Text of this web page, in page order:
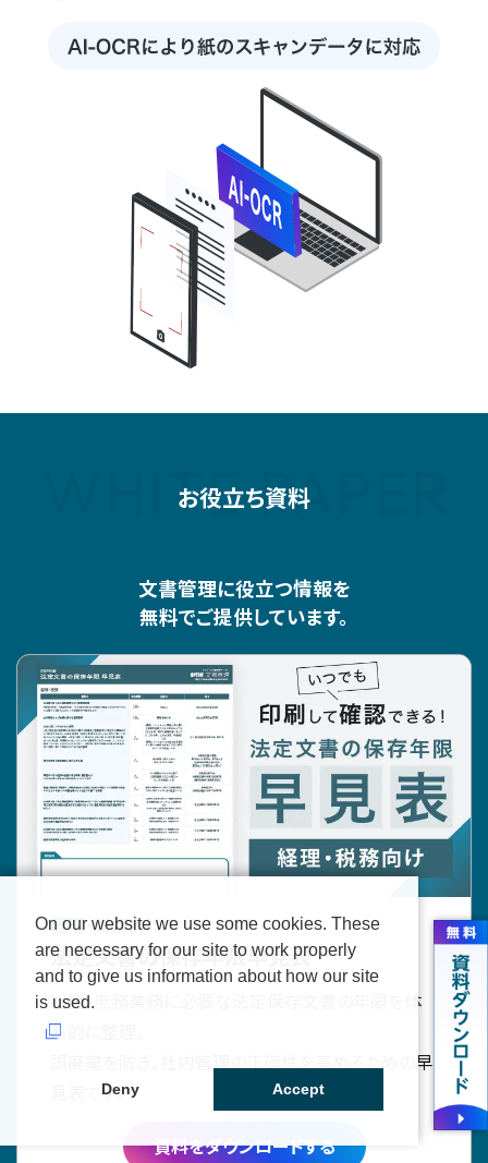
お役立ち資料
WHITE PAPER
文書管理に役立つ情報を
無料でご提供しています。
経理・税務向け
法定文書の保存年限早見表
総務・庶務業務に必要な法定保存文書の年限を体
系的に整理。
誤廃棄を防ぎ、社内管理の正確性を高めるための早
見表です。
資料をダウンロードする
On our website we use some cookies. These
are necessary for our site to work properly
and to give us information about how our site
is used.
Deny Accept